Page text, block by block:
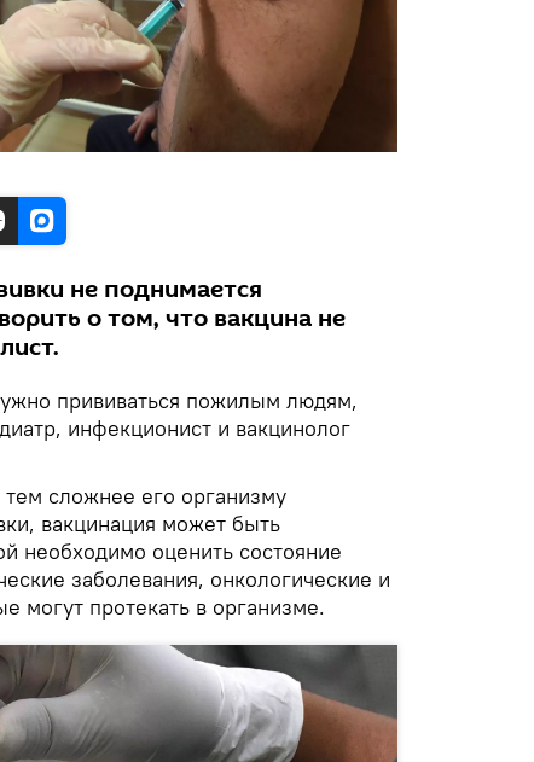
не поднимается
о том, что вакцина не
прививаться пожилым людям,
инфекционист и вакцинолог
сложнее его организму
вакцинация может быть
необходимо оценить состояние
заболевания, онкологические и
могут протекать в организме.